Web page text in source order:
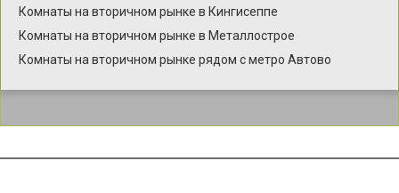
Комнаты на вторичном рынке в Кингисеппе
Комнаты на вторичном рынке в Металлострое
Комнаты на вторичном рынке рядом с метро Автово